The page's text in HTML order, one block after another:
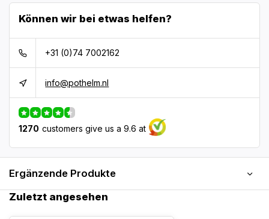
Können wir bei etwas helfen?
+31 (0)74 7002162
info@pothelm.nl
1270 customers give us a 9.6 at
Ergänzende Produkte
Zuletzt angesehen